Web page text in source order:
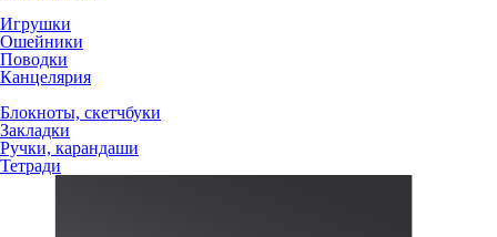
Игрушки
Ошейники
Поводки
Канцелярия
Блокноты, скетчбуки
Закладки
Ручки, карандаши
Тетради